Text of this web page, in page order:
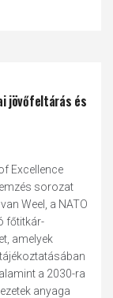
jövőfeltárás és
Excellence
sorozat
Weel, a NATO
főtitkár-
amelyek
a 2030-ra
anyaga